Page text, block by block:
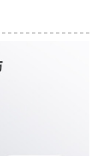
ーの折り畳畳イエッ